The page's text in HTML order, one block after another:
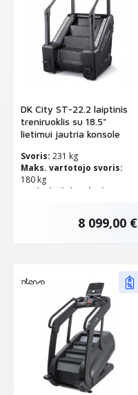
DK City ST-22.2 laiptinis
treniruoklis su 18.5"
lietimui jautria konsole
Svoris: 231 kg
Maks. vartotojo svoris:
180 kg
Pasipriešinimo lygių
8 099,00 €